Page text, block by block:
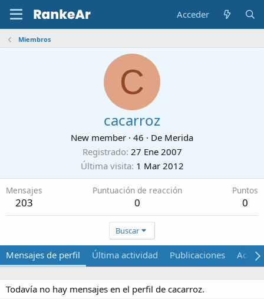
Acceder
Miembros
C
cacarroz
New member · 46 · De Merida
Registrado 27 Ene 2007
Última visita 1 Mar 2012
Mensajes
203
Puntuación de reacción
0
Puntos
0
Buscar
Mensajes de perfil Última actividad Publicaciones Acerca
Todavía no hay mensajes en el perfil de cacarroz.